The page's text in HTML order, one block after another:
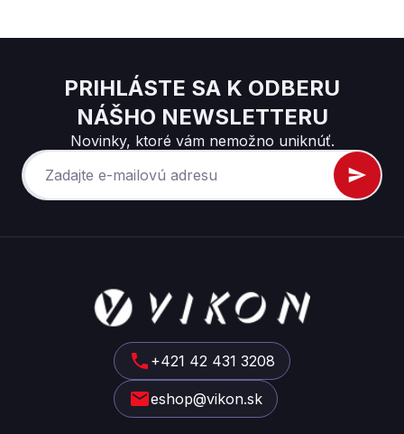
PRIHLÁSTE SA K ODBERU
NÁŠHO NEWSLETTERU
Novinky, ktoré vám nemožno uniknúť.
+421 42 431 3208
eshop@vikon.sk